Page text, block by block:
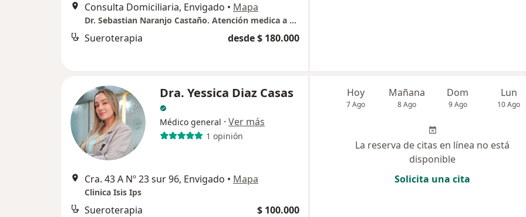
Consulta Domiciliaria, Envigado • Mapa
Dr. Sebastian Naranjo Castaño. Atención medica a domicilio
Sueroterapia desde $ 180.000
Dra. Yessica Diaz Casas
Médico general · Ver más
1 opinión
Cra. 43 A Nº 23 sur 96, Envigado • Mapa
Clinica Isis Ips
Sueroterapia $ 100.000
Hoy
7 Ago
Mañana
8 Ago
Dom
9 Ago
Lun
10 Ago
La reserva de citas en línea no está
disponible
Solicita una cita